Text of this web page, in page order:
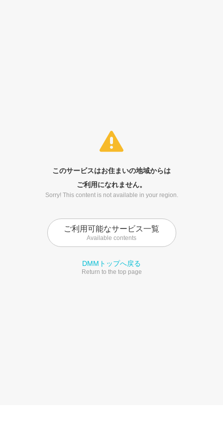
このサービスはお住まいの地域からは
ご利用になれません。
Sorry! This content is not available in your region.
ご利用可能なサービス一覧
Available contents
DMMトップへ戻る
Return to the top page